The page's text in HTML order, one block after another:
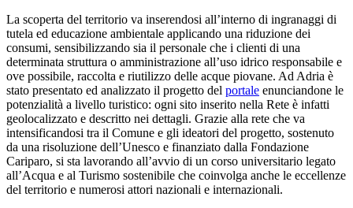
La scoperta del territorio va inserendosi all’interno di ingranaggi di
tutela ed educazione ambientale applicando una riduzione dei
consumi, sensibilizzando sia il personale che i clienti di una
determinata struttura o amministrazione all’uso idrico responsabile e
ove possibile, raccolta e riutilizzo delle acque piovane. Ad Adria è
stato presentato ed analizzato il progetto del portale enunciandone le
potenzialità a livello turistico: ogni sito inserito nella Rete è infatti
geolocalizzato e descritto nei dettagli. Grazie alla rete che va
intensificandosi tra il Comune e gli ideatori del progetto, sostenuto
da una risoluzione dell’Unesco e finanziato dalla Fondazione
Cariparo, si sta lavorando all’avvio di un corso universitario legato
all’Acqua e al Turismo sostenibile che coinvolga anche le eccellenze
del territorio e numerosi attori nazionali e internazionali.